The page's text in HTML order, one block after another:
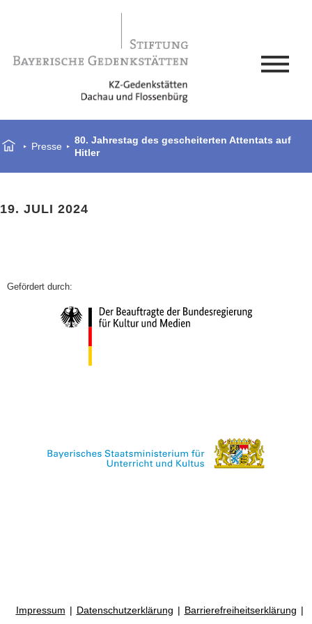
Presse
80. Jahrestag des gescheiterten Attentats auf
Hitler
19. JULI 2024
Impressum Datenschutzerklärung
Barrierefreiheitserklärung